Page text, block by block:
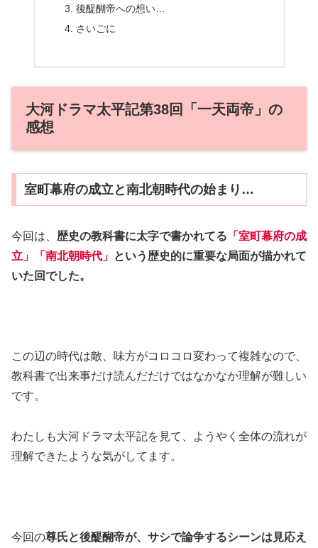
後醍醐帝への想い…
さいごに
大河ドラマ太平記第38回「一天両帝」の
感想
室町幕府の成立と南北朝時代の始まり…
今回は、 歴史の教科書に太字で書かれてる 「室町幕府の成
立」「南北朝時代」 という歴史的に重要な局面が描かれて
いた回でした。
この辺の時代は敵、味方がコロコロ変わって複雑なので、
教科書で出来事だけ読んだだけではなかなか理解が難しい
です。
わたしも大河ドラマ太平記を見て、ようやく全体の流れが
理解できたような気がしてます。
今回の尊氏と後醍醐帝が、サシで論争するシーンは見応え